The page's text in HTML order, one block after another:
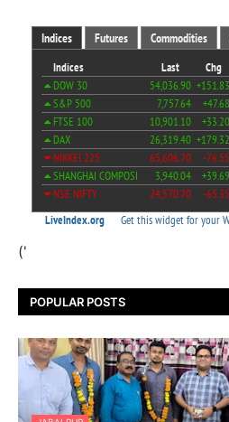
('
POPULAR POSTS